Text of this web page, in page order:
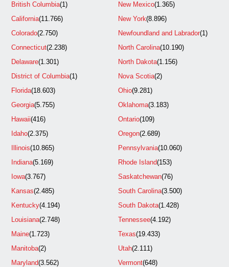
British Columbia(1)
California(11.766)
Colorado(2.750)
Connecticut(2.238)
Delaware(1.301)
District of Columbia(1)
Florida(18.603)
Georgia(5.755)
Hawaii(416)
Idaho(2.375)
Illinois(10.865)
Indiana(5.169)
Iowa(3.767)
Kansas(2.485)
Kentucky(4.194)
Louisiana(2.748)
Maine(1.723)
Manitoba(2)
Maryland(3.562)
New Mexico(1.365)
New York(8.896)
Newfoundland and Labrador(1)
North Carolina(10.190)
North Dakota(1.156)
Nova Scotia(2)
Ohio(9.281)
Oklahoma(3.183)
Ontario(109)
Oregon(2.689)
Pennsylvania(10.060)
Rhode Island(153)
Saskatchewan(76)
South Carolina(3.500)
South Dakota(1.428)
Tennessee(4.192)
Texas(19.433)
Utah(2.111)
Vermont(648)